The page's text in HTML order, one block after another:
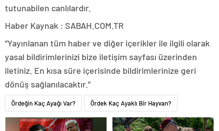
tutunabilen canlılardır.
Haber Kaynak : SABAH.COM.TR
“Yayınlanan tüm haber ve diğer içerikler ile ilgili olarak
yasal bildirimlerinizi bize iletişim sayfası üzerinden
iletiniz. En kısa süre içerisinde bildirimlerinize geri
dönüş sağlanılacaktır.”
Ördeğin Kaç Ayağı Var? Ördek Kaç Ayaklı Bir Hayvan?